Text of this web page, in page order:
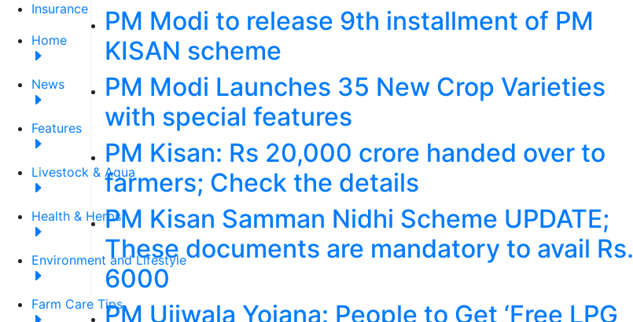
Insurance
Home
News
Features
Livestock & Aqua
Health & Herbs
Environment and Lifestyle
Farm Care Tips
PM Modi to release 9th installment of PM
KISAN scheme
PM Modi Launches 35 New Crop Varieties
with special features
PM Kisan: Rs 20,000 crore handed over to
farmers; Check the details
PM Kisan Samman Nidhi Scheme UPDATE;
These documents are mandatory to avail Rs.
6000
PM Ujjwala Yojana: People to Get ‘Free LPG